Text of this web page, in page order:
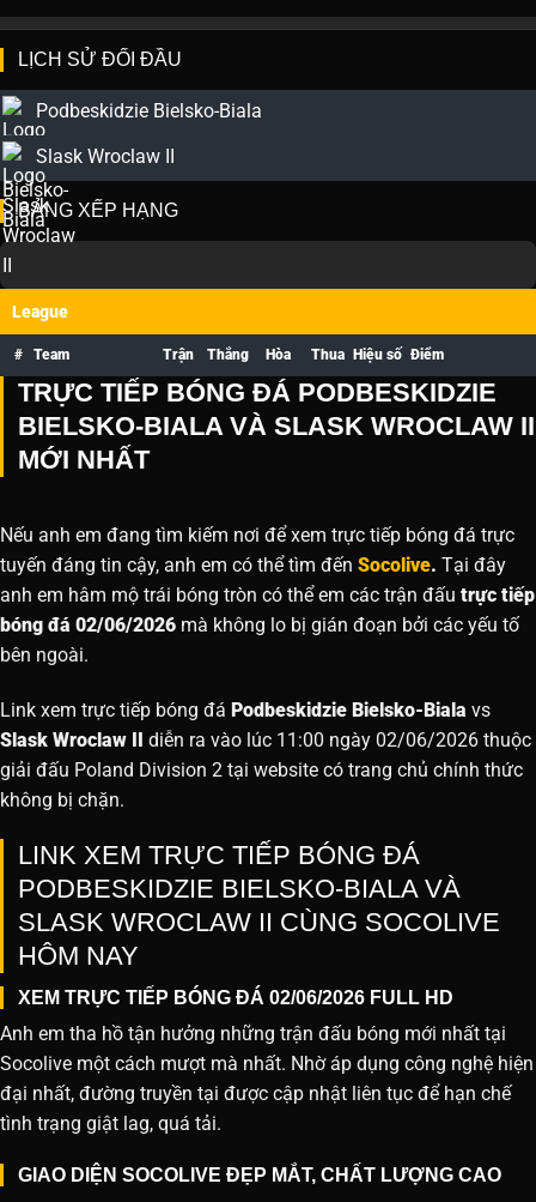
LỊCH SỬ ĐỐI ĐẦU
Podbeskidzie Bielsko-Biala
Slask Wroclaw II
BẢNG XẾP HẠNG
League
# Team Trận Thắng Hòa Thua Hiệu số Điểm
TRỰC TIẾP BÓNG ĐÁ PODBESKIDZIE
BIELSKO-BIALA VÀ SLASK WROCLAW II
MỚI NHẤT
Nếu anh em đang tìm kiếm nơi để xem trực tiếp bóng đá trực
tuyến đáng tin cậy, anh em có thể tìm đến Socolive. Tại đây
anh em hâm mộ trái bóng tròn có thể em các trận đấu trực tiếp
bóng đá 02/06/2026 mà không lo bị gián đoạn bởi các yếu tố
bên ngoài.
Link xem trực tiếp bóng đá Podbeskidzie Bielsko-Biala vs
Slask Wroclaw II diễn ra vào lúc 11:00 ngày 02/06/2026 thuộc
giải đấu Poland Division 2 tại website có trang chủ chính thức
không bị chặn.
LINK XEM TRỰC TIẾP BÓNG ĐÁ
PODBESKIDZIE BIELSKO-BIALA VÀ
SLASK WROCLAW II CÙNG SOCOLIVE
HÔM NAY
XEM TRỰC TIẾP BÓNG ĐÁ 02/06/2026 FULL HD
Anh em tha hồ tận hưởng những trận đấu bóng mới nhất tại
Socolive một cách mượt mà nhất. Nhờ áp dụng công nghệ hiện
đại nhất, đường truyền tại được cập nhật liên tục để hạn chế
tình trạng giật lag, quá tải.
GIAO DIỆN SOCOLIVE ĐẸP MẮT, CHẤT LƯỢNG CAO